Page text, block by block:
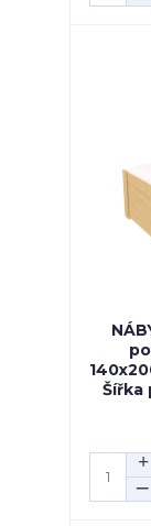
Šířka